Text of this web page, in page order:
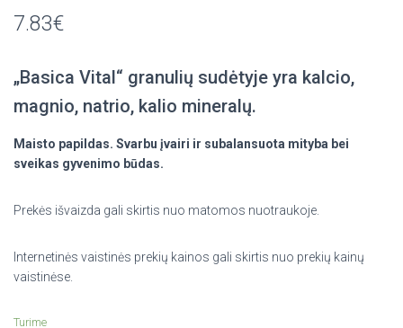
7.83€
„Basica Vital“ granulių sudėtyje yra kalcio,
magnio, natrio, kalio mineralų.
Maisto papildas. Svarbu įvairi ir subalansuota mityba bei
sveikas gyvenimo būdas.
Prekės išvaizda gali skirtis nuo matomos nuotraukoje.
Internetinės vaistinės prekių kainos gali skirtis nuo prekių kainų
vaistinėse.
Turime